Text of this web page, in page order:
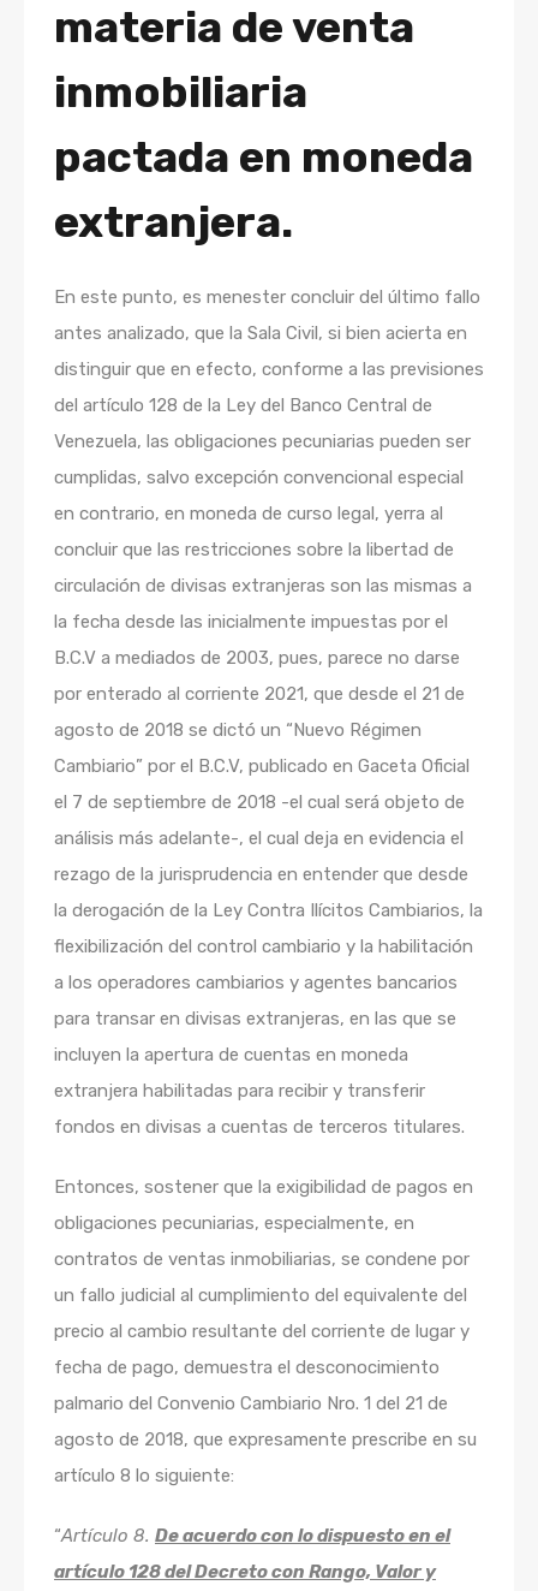
materia de venta
inmobiliaria
pactada en moneda
extranjera.
En este punto, es menester concluir del último fallo
antes analizado, que la Sala Civil, si bien acierta en
distinguir que en efecto, conforme a las previsiones
del artículo 128 de la Ley del Banco Central de
Venezuela, las obligaciones pecuniarias pueden ser
cumplidas, salvo excepción convencional especial
en contrario, en moneda de curso legal, yerra al
concluir que las restricciones sobre la libertad de
circulación de divisas extranjeras son las mismas a
la fecha desde las inicialmente impuestas por el
B.C.V a mediados de 2003, pues, parece no darse
por enterado al corriente 2021, que desde el 21 de
agosto de 2018 se dictó un “Nuevo Régimen
Cambiario” por el B.C.V, publicado en Gaceta Oficial
el 7 de septiembre de 2018 -el cual será objeto de
análisis más adelante-, el cual deja en evidencia el
rezago de la jurisprudencia en entender que desde
la derogación de la Ley Contra Ilícitos Cambiarios, la
flexibilización del control cambiario y la habilitación
a los operadores cambiarios y agentes bancarios
para transar en divisas extranjeras, en las que se
incluyen la apertura de cuentas en moneda
extranjera habilitadas para recibir y transferir
fondos en divisas a cuentas de terceros titulares.
Entonces, sostener que la exigibilidad de pagos en
obligaciones pecuniarias, especialmente, en
contratos de ventas inmobiliarias, se condene por
un fallo judicial al cumplimiento del equivalente del
precio al cambio resultante del corriente de lugar y
fecha de pago, demuestra el desconocimiento
palmario del Convenio Cambiario Nro. 1 del 21 de
agosto de 2018, que expresamente prescribe en su
artículo 8 lo siguiente:
“Artículo 8. De acuerdo con lo dispuesto en el
artículo 128 del Decreto con Rango, Valor y